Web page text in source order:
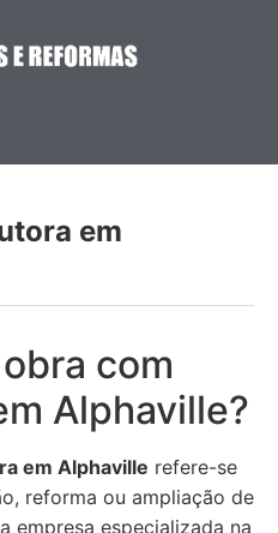
em
com
Alphaville?
em Alphaville refere-se
reforma ou ampliação de
empresa especializada na